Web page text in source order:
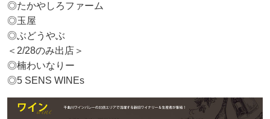
◎たかやしろファーム
◎玉屋
◎ぶどうやぶ
＜2/28のみ出店＞
◎楠わいなりー
◎5 SENS WINEs